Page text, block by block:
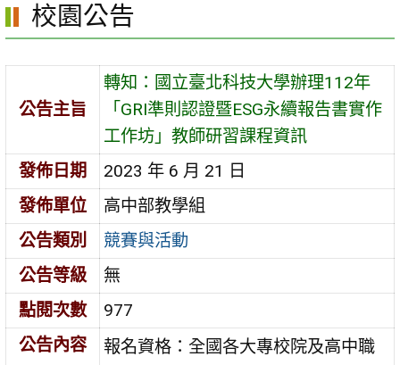
校園公告
公告主旨
轉知：國立臺北科技大學辦理112年
「GRI準則認證暨ESG永續報告書實作
工作坊」教師研習課程資訊
發佈日期
2023 年 6 月 21 日
發佈單位
高中部教學組
公告類別
競賽與活動
公告等級
無
點閱次數
977
公告內容
報名資格：全國各大專校院及高中職